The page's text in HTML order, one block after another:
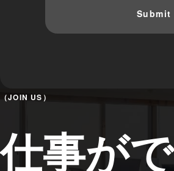
（JOIN US）
仕事がで